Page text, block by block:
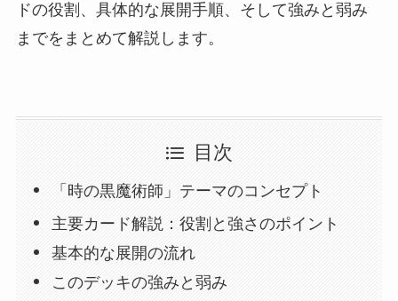
ドの役割、具体的な展開手順、そして強みと弱み
までをまとめて解説します。
目次
「時の黒魔術師」テーマのコンセプト
主要カード解説：役割と強さのポイント
基本的な展開の流れ
このデッキの強みと弱み